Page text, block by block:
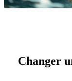
Changer